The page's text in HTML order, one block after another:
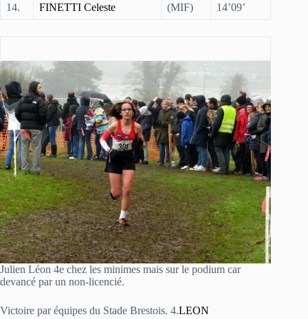
14. FINETTI Celeste (MIF) 14’09’
Julien Léon 4e chez les minimes mais sur le podium car
devancé par un non-licencié.
Victoire par équipes du Stade Brestois. 4.LEON